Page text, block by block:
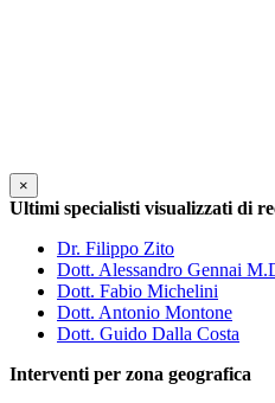
×
Ultimi specialisti visualizzati di
Dr. Filippo Zito
Dott. Alessandro Gennai
Dott. Fabio Michelini
Dott. Antonio Montone
Dott. Guido Dalla Costa
Interventi per zona geografica